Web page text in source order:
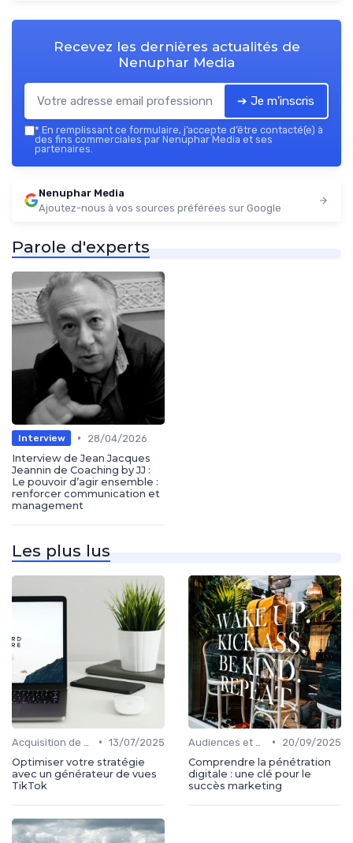
Recevez les dernières actualités de
Nenuphar Media
➔ Je m'inscris
* En remplissant ce formulaire, j’accepte d’être contacté(e) à
des fins commerciales par Nenuphar Media et ses
partenaires.
Nenuphar Media
Ajoutez-nous à vos sources préférées sur Google
Parole d'experts
Interview •
28/04/2026
Interview de Jean Jacques
Jeannin de Coaching by JJ :
Le pouvoir d’agir ensemble :
renforcer communication et
management
Les plus lus
• 13/07/2025
Optimiser votre stratégie
avec un générateur de vues
TikTok
•
20/09/2025
Comprendre la pénétration
digitale : une clé pour le
succès marketing